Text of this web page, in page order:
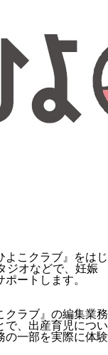
よこクラブ』をはじ
ジオなどで、妊娠
ートします。
クラブ』の編集業務
で、出産育児につい
の一部を実際に体験